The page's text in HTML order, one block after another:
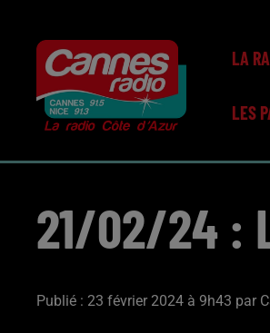
LA
LES
21/02/24 :
Publié : 23 février 2024 à 9h43 par